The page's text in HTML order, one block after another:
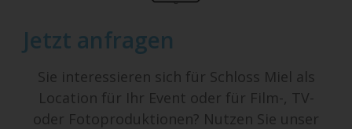
Jetzt anfragen
Sie interessieren sich für Schloss Miel als
Location für Ihr Event oder für Film-, TV-
oder Fotoproduktionen? Nutzen Sie unser